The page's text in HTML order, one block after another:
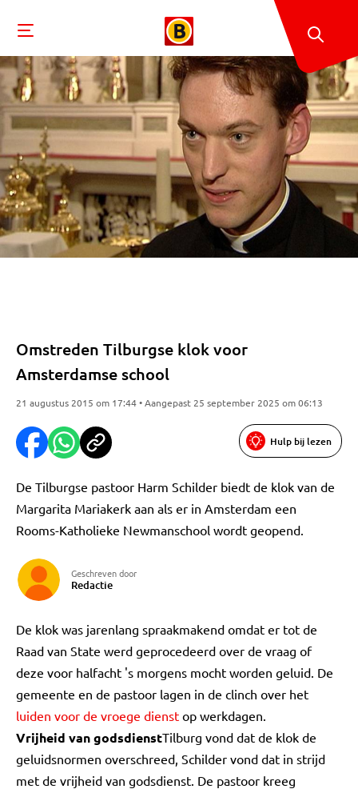
Omstreden Tilburgse klok voor
Amsterdamse school
21 augustus 2015 om 17:44 • Aangepast 25 september 2025 om 06:13
Hulp bij lezen
De Tilburgse pastoor Harm Schilder biedt de klok van de
Margarita Mariakerk aan als er in Amsterdam een
Rooms-Katholieke Newmanschool wordt geopend.
Geschreven door
Redactie
De klok was jarenlang spraakmakend omdat er tot de
Raad van State werd geprocedeerd over de vraag of
deze voor halfacht 's morgens mocht worden geluid. De
gemeente en de pastoor lagen in de clinch over het
luiden voor de vroege dienst op werkdagen.
Vrijheid van godsdienstTilburg vond dat de klok de
geluidsnormen overschreed, Schilder vond dat in strijd
met de vrijheid van godsdienst. De pastoor kreeg